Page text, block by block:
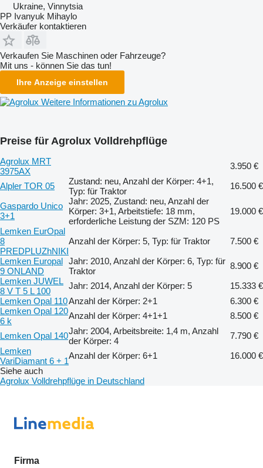
Ukraine, Vinnytsia
PP Ivanyuk Mihaylo
Verkäufer kontaktieren
Verkaufen Sie Maschinen oder Fahrzeuge?
Mit uns - können Sie das tun!
Ihre Anzeige einstellen
Weitere Informationen zu Agrolux
Preise für Agrolux Volldrehpflüge
Agrolux MRT
3975AX
3.950 €
Alpler TOR 05
Zustand: neu, Anzahl der Körper: 4+1,
Typ: für Traktor
16.500 €
Gaspardo Unico
3+1
Jahr: 2025, Zustand: neu, Anzahl der
Körper: 3+1, Arbeitstiefe: 18 mm,
erforderliche Leistung der SZM: 120 PS
19.000 €
Lemken EurOpal
8
PREDPLUZhNIKI
Anzahl der Körper: 5, Typ: für Traktor
7.500 €
Lemken Europal
9 ONLAND
Jahr: 2010, Anzahl der Körper: 6, Typ: für
Traktor
8.900 €
Lemken JUWEL
8 V T 5 L 100
Jahr: 2014, Anzahl der Körper: 5
15.333 €
Lemken Opal 110Anzahl der Körper: 2+1
6.300 €
Lemken Opal 120
6 k
Anzahl der Körper: 4+1+1
8.500 €
Lemken Opal 140Jahr: 2004, Arbeitsbreite: 1,4 m, Anzahl
der Körper: 4
7.790 €
Lemken
VariDiamant 6 + 1
Anzahl der Körper: 6+1
16.000 €
Siehe auch
Agrolux Volldrehpflüge in Deutschland
Firma